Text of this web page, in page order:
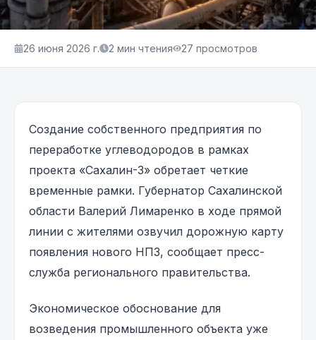
26 июня 2026 г. 2 мин чтения 27 просмотров
Создание собственного предприятия по
переработке углеводородов в рамках
проекта «Сахалин-3» обретает четкие
временные рамки. Губернатор Сахалинской
области Валерий Лимаренко в ходе прямой
линии с жителями озвучил дорожную карту
появления нового НПЗ, сообщает пресс-
служба регионального правительства.
Экономическое обоснование для
возведения промышленного объекта уже